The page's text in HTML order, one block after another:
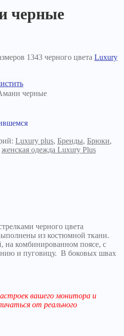
черные
1343 черного цвета Luxury
черные
Luxury plus, Бренды, Брюки,
женская одежда Luxury Plus
черного цвета
из костюмной ткани.
на комбинированном поясе, с
и пуговицу. В боковых швах
вашего монитора и
от реального